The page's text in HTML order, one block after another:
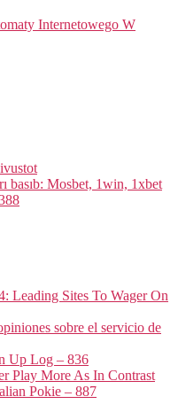
Internetowego W
basıb: Mosbet, 1win, 1xbet
Leading Sites To Wager On
sobre el servicio de
Up Log – 836
Play More As In Contrast
Pokie – 887